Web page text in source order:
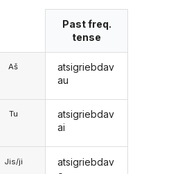
Aš
Tu
Jis/ji
Past freq.
tense
atsigriebdav
au
atsigriebdav
ai
atsigriebdav